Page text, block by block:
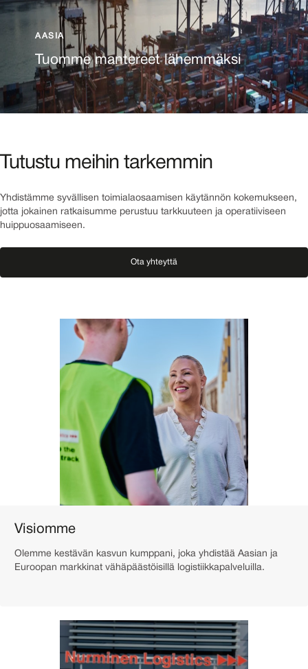
AASIA
Tuomme mantereet lähemmäksi
Tutustu meihin tarkemmin
Yhdistämme syvällisen toimialaosaamisen käytännön kokemukseen,
jotta jokainen ratkaisumme perustuu tarkkuuteen ja operatiiviseen
huippuosaamiseen.
Ota yhteyttä
Visiomme
Olemme kestävän kasvun kumppani, joka yhdistää Aasian ja
Euroopan markkinat vähäpäästöisillä logistiikkapalveluilla.